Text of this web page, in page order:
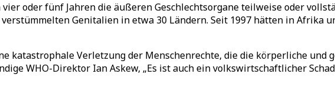
oder fünf Jahren die äußeren Geschlechtsorgane teilweise oder
Genitalien in etwa 30 Ländern. Seit 1997 hätten in Afrika
katastrophale Verletzung der Menschenrechte, die die körperliche und
WHO-Direktor Ian Askew, „Es ist auch ein volkswirtschaftlicher